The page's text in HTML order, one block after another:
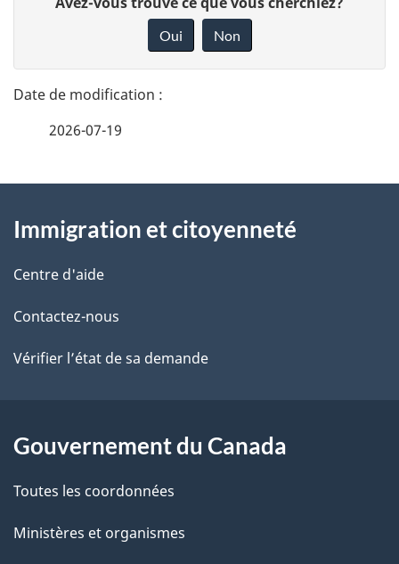
t
a
l
s
l
a
a
g
e
n
o
t
e
é
t
a
t
i
Oui Non
2026-07-19
propos
de
ce
site
Immigration et citoyenneté
Centre d'aide
Contactez-nous
Vérifier l’état de sa demande
Gouvernement du Canada
Toutes les coordonnées
Ministères et organismes